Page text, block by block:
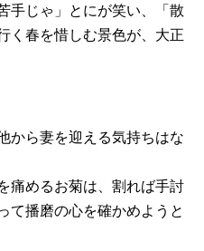
手じゃ」とにが笑い、「散
く春を惜しむ景色が、大正
から妻を迎える気持ちはな
痛めるお菊は、割れば手討
て播磨の心を確かめようと